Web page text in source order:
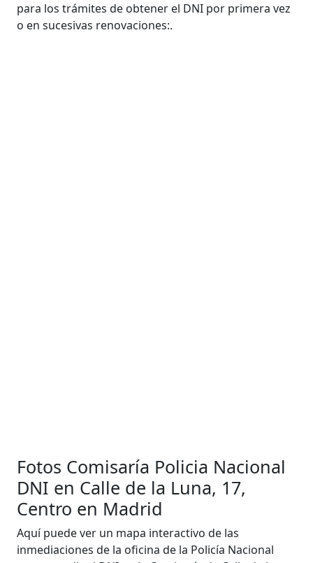
para los trámites de obtener el DNI por primera vez
o en sucesivas renovaciones:.
Fotos Comisaría Policia Nacional
DNI en Calle de la Luna, 17,
Centro en Madrid
Aquí puede ver un mapa interactivo de las
inmediaciones de la oficina de la Policía Nacional